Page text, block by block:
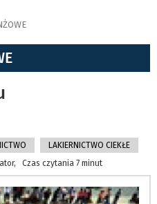
LAKIERNICTWO CIEKŁE
Czas czytania 7 minut